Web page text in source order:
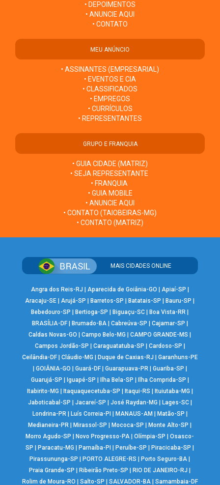
• DEPOIMENTOS
• ANUNCIE AQUI
• CONTATO
MEU ANÚNCIO
• ASSINANTES (EMPRESARIAL)
• EVENTOS E CIA
• CLASSIFICADOS
• EMPREGOS
• CURRÍCULOS
• REPRESENTANTES
GRUPO E FRANQUIA
• GUIA CIDADE (MATRIZ)
• SEJA REPRESENTANTE
• FRANQUIA
• GUIA MOBILE
• ANUNCIE AQUI
• CONTATO (TAIOBEIRAS-MG)
• CONTATO (MATRIZ)
MAIS CIDADES ONLINE
Angra dos Reis-RJ Aparecida de Goiânia-GO Apiaí-SP
Aracaju-SE |Arujá-SP Barretos-SP Batatais-SP Bauru-SP
Bebedouro-SP
Bertioga-SP Biguaçu-SC Boa Vista-RR
BRASÍLIA-DF| Brumado-BA| Cabreúva-SP Cajamar-SP
Caldas Novas-GO
|Campo Belo-MG |CAMPO GRANDE-MS
Campos Jordão-SP
Caraguatatuba-SP Cardoso-SP
Ceilândia-DF| Cláudio-MG Duque de Caxias-RJ
Garanhuns-PE
GOIÂNIA-GO Guará-DF| Guarapuava-PR| Guariba-SP
Guarujá-SP
Iguapé-SP Ilha Bela-SP Ilha Comprida-SP
Itabirito-MG
Itaquaquecetuba-SP Itaqui-RS Ituiutaba-MG
Jaboticabal-SP
Jacareí-SP José Raydan-MG Lages-SC|
Londrina-PR| Luís Correia-PI MANAUS-AM Matão-SP
Medianeira-PR
Mirassol-SP Mococa-SP Monte Alto-SP
Morro Agudo-SP
Novo Progresso-PA |Olímpia-SP |Osasco-
SP
Paracatu-MG Parnaíba-PI Peruíbe-SP Piracicaba-SP
Pirassununga-SP
PORTO ALEGRE-RS Porto Seguro-BA
Praia Grande-SP
Ribeirão Preto-SP RIO DE JANEIRO-RJ
Rolim de Moura-RO
Salto-SP SALVADOR-BA| Samambaia-DF